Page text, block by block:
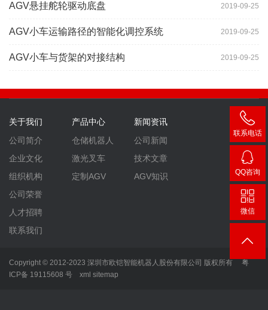
2019-09-25
AGV悬挂舵轮驱动底盘
2019-09-25
AGV小车运输路径的智能化调控系统
2019-09-25
AGV小车与货架的对接结构
关于我们
公司简介
企业文化
组织机构
公司荣誉
人才招聘
联系我们
产品中心
仓储机器人
激光叉车
定制AGV
新闻资讯
公司新闻
技术文章
AGV知识
Copyright © 2012-2023 深圳市欧铠智能机器人股份有限公司 版权所有
粤
ICP备 19115608 号
xml sitemap
联系电话
400-
007-
3860
QQ咨询
微信